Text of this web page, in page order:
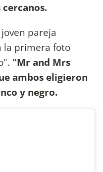
pareja
la primera foto
"Mr and Mrs
ambos eligieron
y negro.